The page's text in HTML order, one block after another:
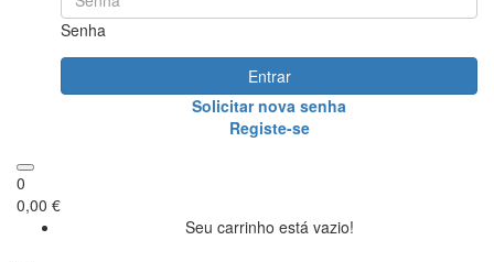
Senha
Entrar
Solicitar nova senha
Registe-se
0
0,00 €
Seu carrinho está vazio!